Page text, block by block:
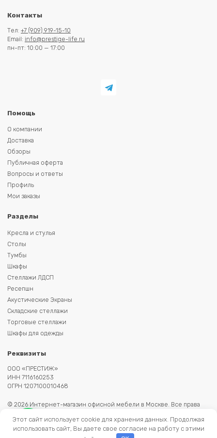
Контакты
Тел: +7 (909) 919-15-10
Email: info@prestige-life.ru
пн-пт: 10:00 — 17:00
Помощь
О компании
Доставка
Обзоры
Публичная оферта
Вопросы и ответы
Профиль
Мои заказы
Разделы
Кресла и стулья
Столы
Тумбы
Шкафы
Стеллажи ЛДСП
Ресепшн
Акустические Экраны
Складские стеллажи
Торговые стеллажи
Шкафы для одежды
Реквизиты
ООО «ПРЕСТИЖ»
ИНН 7116160253
ОГРН 1207100010468
© 2026 Интернет-магазин офисной мебели в Москве. Все права
сайте не является публичной офертой.
Этот сайт использует cookie для хранения данных. Продолжая
использовать сайт, Вы даете свое согласие на работу с этими